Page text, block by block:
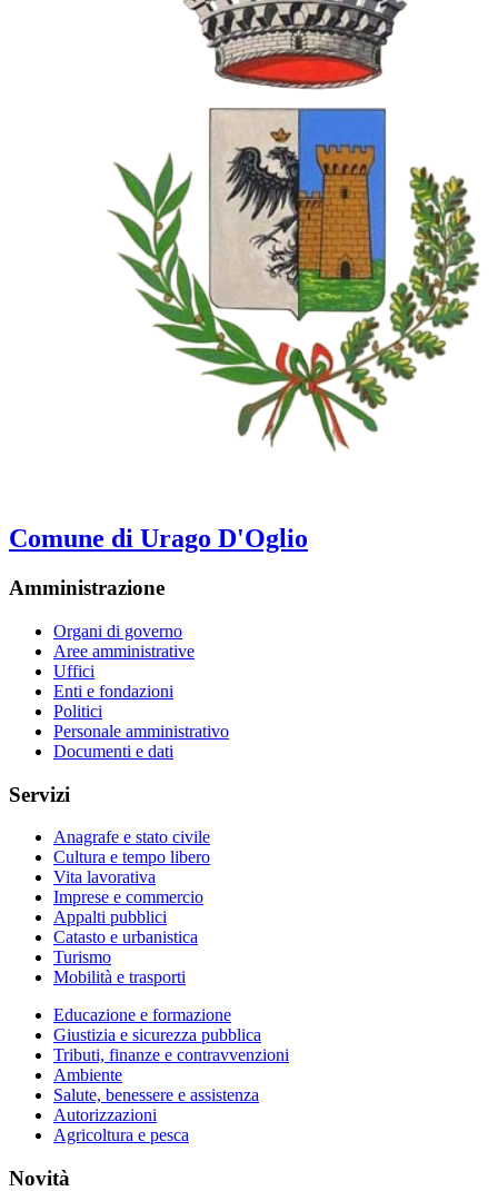
Comune di Urago D'Oglio
Amministrazione
Organi di governo
Aree amministrative
Uffici
Enti e fondazioni
Politici
Personale amministrativo
Documenti e dati
Servizi
Anagrafe e stato civile
Cultura e tempo libero
Vita lavorativa
Imprese e commercio
Appalti pubblici
Catasto e urbanistica
Turismo
Mobilità e trasporti
Educazione e formazione
Giustizia e sicurezza pubblica
Tributi, finanze e contravvenzioni
Ambiente
Salute, benessere e assistenza
Autorizzazioni
Agricoltura e pesca
Novità